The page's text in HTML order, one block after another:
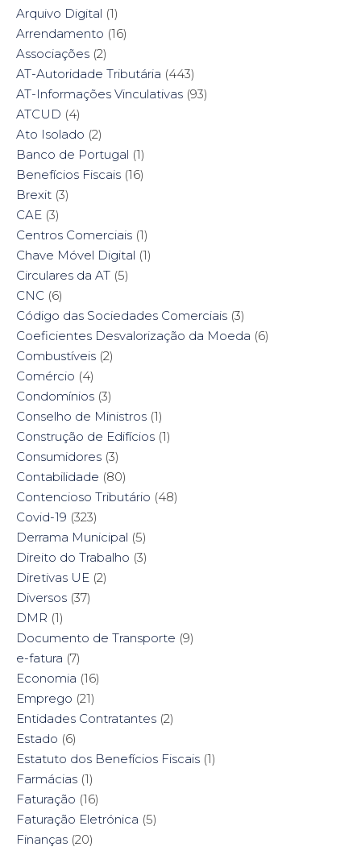
Arquivo Digital (1)
Arrendamento (16)
Associações (2)
AT-Autoridade Tributária (443)
AT-Informações Vinculativas (93)
ATCUD (4)
Ato Isolado (2)
Banco de Portugal (1)
Benefícios Fiscais (16)
Brexit (3)
CAE (3)
Centros Comerciais (1)
Chave Móvel Digital (1)
Circulares da AT (5)
CNC (6)
Código das Sociedades Comerciais (3)
Coeficientes Desvalorização da Moeda (6)
Combustíveis (2)
Comércio (4)
Condomínios (3)
Conselho de Ministros (1)
Construção de Edifícios (1)
Consumidores (3)
Contabilidade (80)
Contencioso Tributário (48)
Covid-19 (323)
Derrama Municipal (5)
Direito do Trabalho (3)
Diretivas UE (2)
Diversos (37)
DMR (1)
Documento de Transporte (9)
e-fatura (7)
Economia (16)
Emprego (21)
Entidades Contratantes (2)
Estado (6)
Estatuto dos Benefícios Fiscais (1)
Farmácias (1)
Faturação (16)
Faturação Eletrónica (5)
Finanças (20)